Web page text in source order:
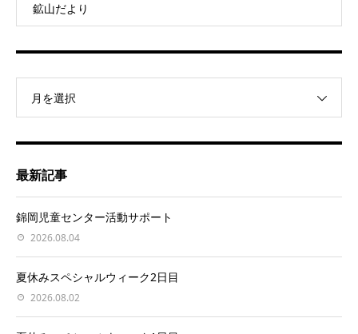
鉱山だより
月を選択
最新記事
錦岡児童センター活動サポート
2026.08.04
夏休みスペシャルウィーク2日目
2026.08.02